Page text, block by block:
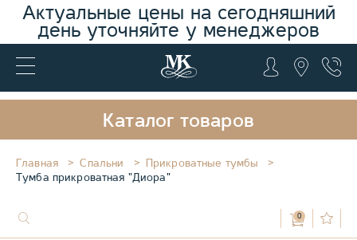
Актуальные цены на сегодняшний
день уточняйте у менеджеров
Каталог товаров
Главная Спальни
Прикроватные тумбы
Тумба прикроватная "Диора"
0